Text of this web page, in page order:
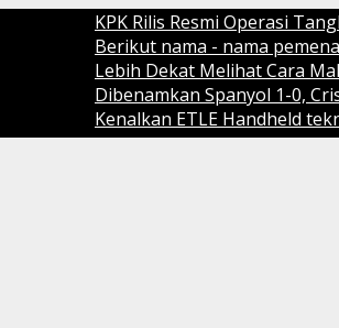
KPK Rilis Resmi Operasi
Berikut nama - nama pemenang
Lebih Dekat Melihat Cara Makan
Dibenamkan Spanyol 1-0,
Kenalkan ETLE Handheld